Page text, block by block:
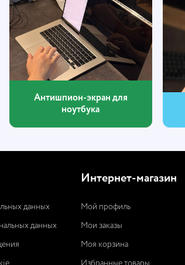
Антишпион-экран для
ноутбука
данных
данных
Интернет-магазин
Мой профиль
Мои заказы
Моя корзина
Избранные товары